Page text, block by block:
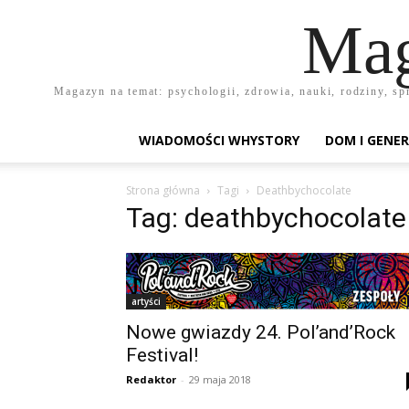
Magazyn na temat: psychologii, zdrowia, nauki, rodziny,
WIADOMOŚCI WHYSTORY DOM I
Strona główna Tagi Deathbychocolate
Tag: deathbychocolate
artyści
Nowe gwiazdy 24. Pol’and’Rock
Festival!
Redaktor - 29 maja 2018